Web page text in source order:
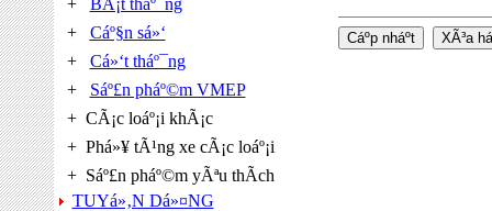
+ BÃ¡t tháº¯ng
+ Cáº§n sá»‘
+ Cá»‘t tháº¯ng
+ Sáº£n pháº©m VMEP
+ CÃ¡c loáº¡i khÃ¡c
+ Phá»¥ tÃ¹ng xe cÃ¡c loáº¡i
+ Sáº£n pháº©m yÃªu thÃ­ch
TUYá»‚N Dá»¤NG